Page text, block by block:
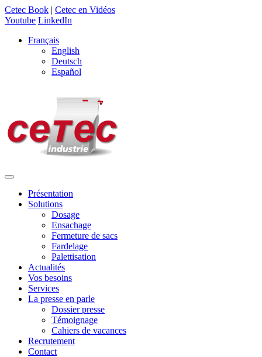
Cetec Book | Cetec en Vidéos
Youtube LinkedIn
Français
English
Deutsch
Español
Présentation
Solutions
Dosage
Ensachage
Fermeture de sacs
Fardelage
Palettisation
Actualités
Vos besoins
Services
La presse en parle
Dossier presse
Témoignage
Cahiers de vacances
Recrutement
Contact